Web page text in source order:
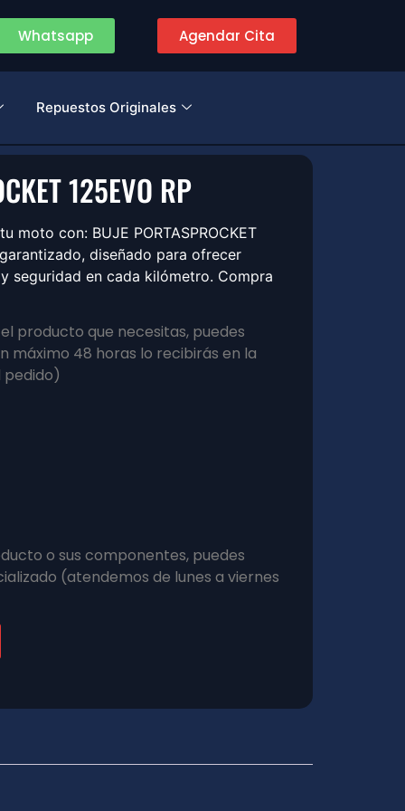
Whatsapp Agendar Cita
Repuestos Originales
125EVO RP
moto con: BUJE PORTASPROCKET
garantizado, diseñado para ofrecer
seguridad en cada kilómetro. Compra
producto que necesitas, puedes
máximo 48 horas lo recibirás en la
pedido)
o sus componentes, puedes
(atendemos de lunes a viernes